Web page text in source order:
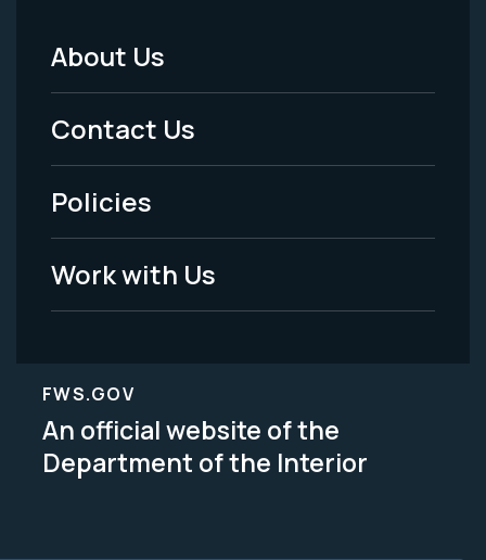
Footer
Menu
-
Legal
About Us
Contact Us
Policies
Work with Us
FWS.GOV
An official website of the
Department of the Interior